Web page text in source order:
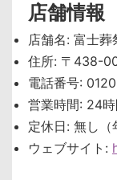
店舗情報
店舗名: 富士葬
住所: 〒438-
電話番号:
営業時間: 24
定休日: 無し（
ウェブサイト: